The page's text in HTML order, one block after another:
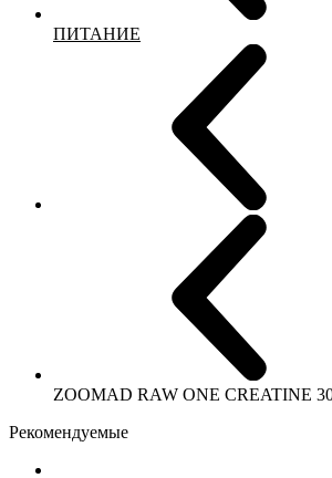
ПИТАНИЕ
ZOOMAD RAW ONE CREATINE
Рекомендуемые